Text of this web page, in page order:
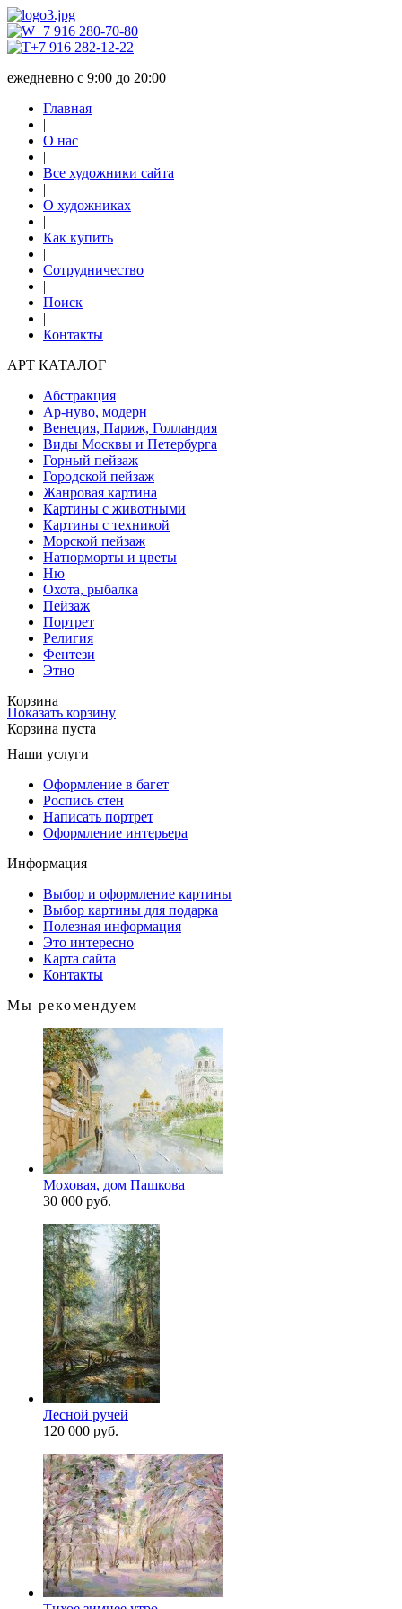
+7 916 280-70-80
+7 916 282-12-22
ежедневно с 9:00 до 20:00
Главная
|
О нас
|
Все художники сайта
|
О художниках
|
Как купить
|
Сотрудничество
|
Поиск
|
Контакты
АРТ КАТАЛОГ
Абстракция
Ар-нуво, модерн
Венеция, Париж, Голландия
Виды Москвы и Петербурга
Горный пейзаж
Городской пейзаж
Жанровая картина
Картины с животными
Картины с техникой
Морской пейзаж
Натюрморты и цветы
Ню
Охота, рыбалка
Пейзаж
Портрет
Религия
Фентези
Этно
Корзина
Показать корзину
Корзина пуста
Наши услуги
Оформление в багет
Роспись стен
Написать портрет
Оформление интерьера
Информация
Выбор и оформление картины
Выбор картины для подарка
Полезная информация
Это интересно
Карта сайта
Контакты
Мы рекомендуем
Моховая, дом Пашкова
30 000 руб.
Лесной ручей
120 000 руб.